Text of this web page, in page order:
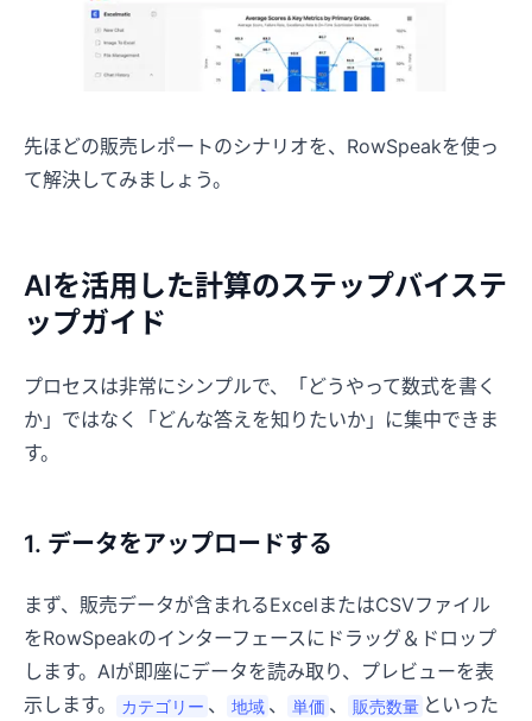
先ほどの販売レポートのシナリオを、RowSpeakを使っ
て解決してみましょう。
AIを活用した計算のステップバイステ
ップガイド
プロセスは非常にシンプルで、「どうやって数式を書く
か」ではなく「どんな答えを知りたいか」に集中できま
す。
1. データをアップロードする
まず、販売データが含まれるExcelまたはCSVファイル
をRowSpeakのインターフェースにドラッグ＆ドロップ
します。AIが即座にデータを読み取り、プレビューを表
示します。
カテゴリー 、 地域 、 単価 、 販売数量 といった